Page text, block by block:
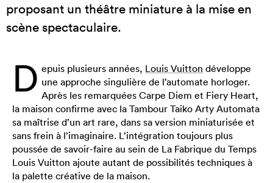
proposant un théâtre miniature à la mise en
scène spectaculaire.
D epuis plusieurs années, Louis Vuitton développe
une approche singulière de l’automate horloger.
Après les remarquées Carpe Diem et Fiery Heart,
la maison confirme avec la Tambour Taiko Arty Automata
sa maîtrise d’un art rare, dans sa version miniaturisée et
sans frein à l’imaginaire. L’intégration toujours plus
poussée de savoir-faire au sein de La Fabrique du Temps
Louis Vuitton ajoute autant de possibilités techniques à
la palette créative de la maison.